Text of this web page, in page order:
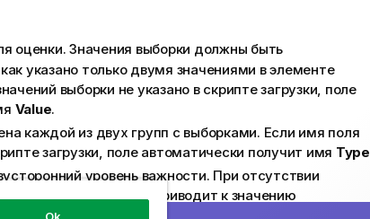
оценки. Значения выборки должны быть
указано только двумя значениями в элементе
выборки не указано в скрипте загрузки, поле
Value.
каждой из двух групп с выборками. Если имя поля
загрузки, поле автоматически получит имя Type
уровень важности. При отсутствии
равным 0,025, что приводит к значению